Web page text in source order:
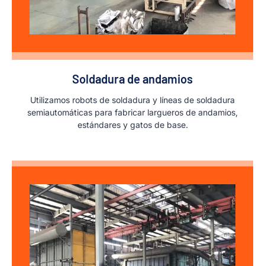
Soldadura de andamios
Utilizamos robots de soldadura y líneas de soldadura
semiautomáticas para fabricar largueros de andamios,
estándares y gatos de base.